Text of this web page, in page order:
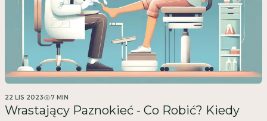
22 LIS 2023 7 MIN
Wrastający Paznokieć - Co Robić? Kiedy